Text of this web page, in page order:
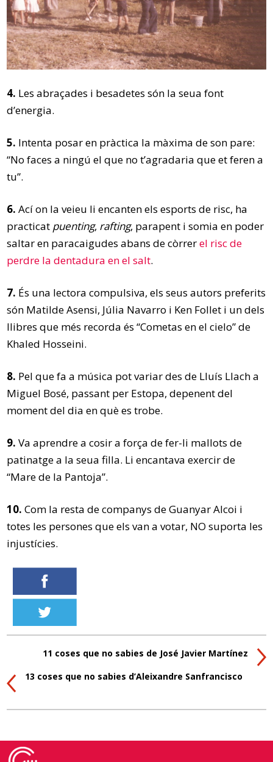
4. Les abraçades i besadetes són la seua font
d’energia.
5. Intenta posar en pràctica la màxima de son pare:
“No faces a ningú el que no t’agradaria que et feren a
tu”.
6. Ací on la veieu li encanten els esports de risc, ha
practicat puenting, rafting, parapent i somia en poder
saltar en paracaigudes abans de còrrerel risc de
perdre la dentadura en el salt.
7. És una lectora compulsiva, els seus autors preferits
són Matilde Asensi, Júlia Navarro i Ken Follet i un dels
llibres que més recorda és “Cometas en el cielo” de
Khaled Hosseini.
8. Pel que fa a música pot variar des de Lluís Llach a
Miguel Bosé, passant per Estopa, depenent del
moment del dia en què es trobe.
9. Va aprendre a cosir a força de fer-li mallots de
patinatge a la seua filla. Li encantava exercir de
“Mare de la Pantoja”.
10. Com la resta de companys de Guanyar Alcoi i
totes les persones que els van a votar, NO suporta les
injustícies.
11 coses que no sabies de José Javier Martínez
13 coses que no sabies d’Aleixandre Sanfrancisco